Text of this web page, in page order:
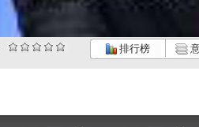
排行榜